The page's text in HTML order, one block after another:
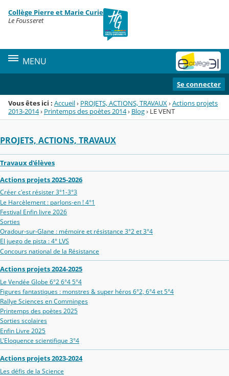
Menu de la rubrique
Contenu
Collège Pierre et Marie Curie
Le Fousseret
MENU
Se connecter
Vous êtes ici : Accueil› PROJETS, ACTIONS, TRAVAUX ›Actions projets
2013-2014› Printemps des poètes 2014› Blog› LE VENT
PROJETS, ACTIONS, TRAVAUX
Travaux d'élèves
Actions projets 2025-2026
Créer c'est résister 3°1-3°3
Le Harcèlement : parlons-en ! 4°1
Festival Enfin livre 2026
Sorties
Oradour‑sur‑Glane : mémoire et résistance 3°2 et 3°4
El juego de pista : 4° LVS
Concours national de la Résistance
Actions projets 2024-2025
Le Vendée Globe 6°2 6°4 5°4
Figures fantastiques : monstres & super héros 6°2, 6°4 et 5°4
Rallye Sciences en Comminges
Printemps des poètes 2025
Sorties scolaires
Enfin Livre 2025
L'Eloquence scientifique 3°4
Actions projets 2023-2024
Les défis de la Science